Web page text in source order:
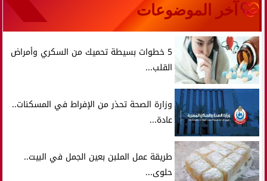
آخر الموضوعات
5 خطوات بسيطة تحميك من السكري وأمراض
القلب...
وزارة الصحة تحذر من الإفراط في المسكنات..
عادة...
طريقة عمل الملبن بعين الجمل في البيت..
حلوى...